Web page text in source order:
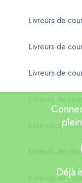
Livreurs de
Livreurs de
Livreurs de
Livreurs de
Livreurs de
Livreurs de
Déjà